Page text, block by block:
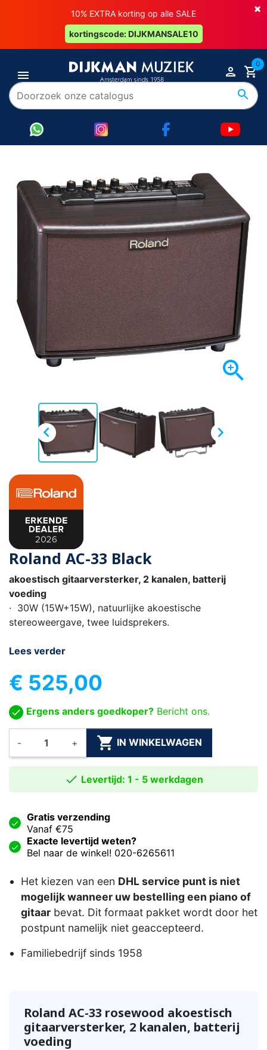
×
10% EXTRA korting op alle SALE
kortingscode: DIJKMANSALE10
0

 
Roland AC-33 Black
akoestisch gitaarversterker, 2 kanalen, batterij
voeding
· 30W (15W+15W), natuurlijke akoestische
stereoweergave, twee luidsprekers.
Lees verder
€ 525,00
Ergens anders goedkoper? Bericht ons.
- +  IN WINKELWAGEN
 Levertijd: 1 - 5 werkdagen
Gratis verzending
Vanaf €75
Exacte levertijd weten?
Bel naar de winkel! 020-6265611
Het kiezen van een DHL service punt is niet
mogelijk wanneer uw bestelling een piano of
gitaar bevat. Dit formaat pakket wordt door het
postpunt namelijk niet geaccepteerd.
Familiebedrijf sinds 1958
Roland AC-33 rosewood akoestisch
gitaarversterker, 2 kanalen, batterij
voeding